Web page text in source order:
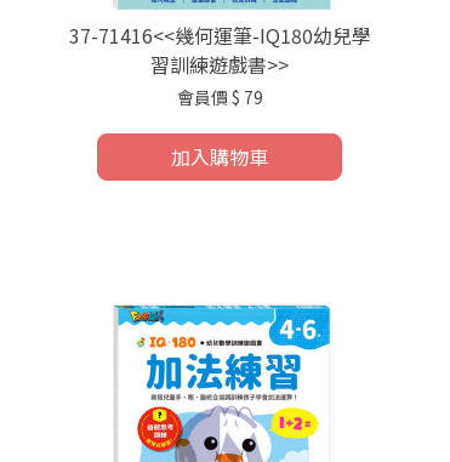
37-71416<<幾何運筆-IQ180幼兒學
習訓練遊戲書>>
會員價 $ 79
加入購物車